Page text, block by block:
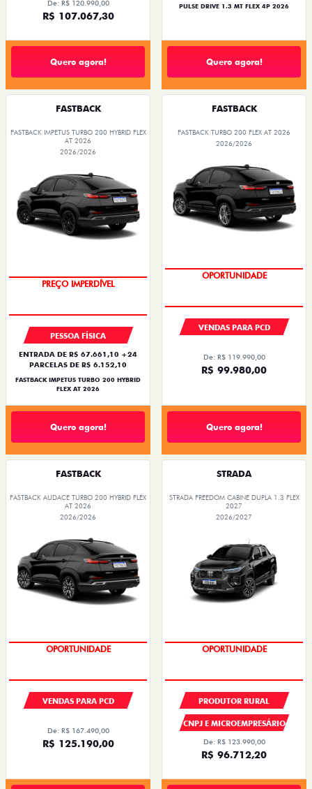
De: R$ 120.990,00
R$ 107.067,30
Quero agora!
PULSE DRIVE 1.3 MT FLEX 4P 2026
Quero agora!
FASTBACK
FASTBACK IMPETUS TURBO 200 HYBRID FLEX
AT 2026
2026/2026
PESSOA FÍSICA
ENTRADA DE R$ 67.661,10 +24
PARCELAS DE R$ 6.152,10
FASTBACK IMPETUS TURBO 200 HYBRID
FLEX AT 2026
Quero agora!
FASTBACK
FASTBACK TURBO 200 FLEX AT 2026
2026/2026
OPORTUNIDADE
VENDAS PARA PCD
De: R$ 119.990,00
R$ 99.980,00
Quero agora!
FASTBACK
FASTBACK AUDACE TURBO 200 HYBRID FLEX
AT 2026
2026/2026
OPORTUNIDADE
VENDAS PARA PCD
De: R$ 167.490,00
R$ 125.190,00
STRADA
STRADA FREEDOM CABINE DUPLA 1.3 FLEX
2027
2026/2027
OPORTUNIDADE
PRODUTOR RURAL
CNPJ E MICROEMPRESÁRIO
De: R$ 123.990,00
R$ 96.712,20